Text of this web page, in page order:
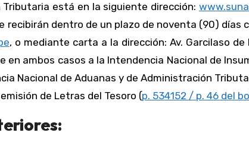
está en la siguiente dirección:
recibirán dentro de un plazo de noventa (90) días
, o mediante carta a la dirección: Av. Garcilaso de
en ambos casos a la Intendencia Nacional de
Nacional de Aduanas y de Administración
de Letras del Tesoro (p. 534152 / p. 46 del